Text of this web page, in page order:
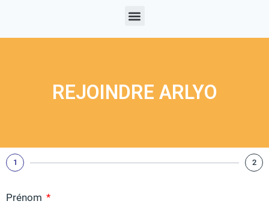
REJOINDRE ARLYO
1 2
Prénom